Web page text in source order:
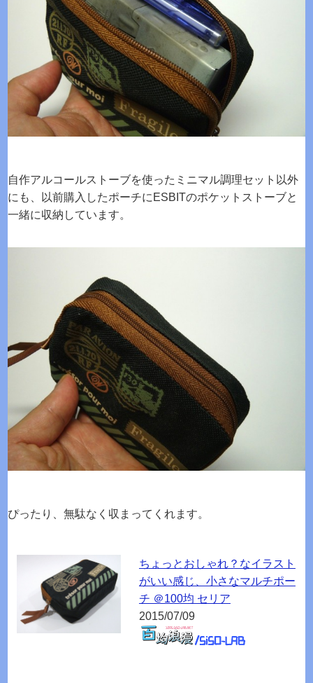
自作アルコールストーブを使ったミニマル調理セット以外
にも、以前購入したポーチにESBITのポケットストーブと
一緒に収納しています。
ぴったり、無駄なく収まってくれます。
ちょっとおしゃれ？なイラスト
がいい感じ、小さなマルチポー
チ ＠100均 セリア
2015/07/09